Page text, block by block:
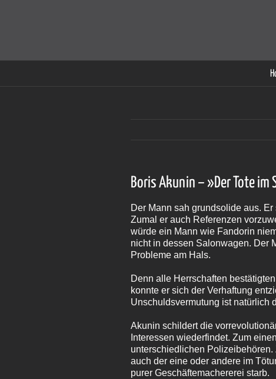
Boris Akunin – »Der Tote im
Der Mann sah grundsolide aus.
Zumal er auch Referenzen
würde ein Mann wie Fandorin
nicht in dessen Salonwagen. Der
Probleme am Hals.
Denn alle Herrschaften
konnte er sich der Verhaftung
Unschuldsvermutung ist natürlich
Akunin schildert die
Interessen wiederfindet. Zum
unterschiedlichen
auch der eine oder andere im
purer Geschäftemachererei starb.
Cookies helfen auf auf dieser Seite bei der Bereitstellung